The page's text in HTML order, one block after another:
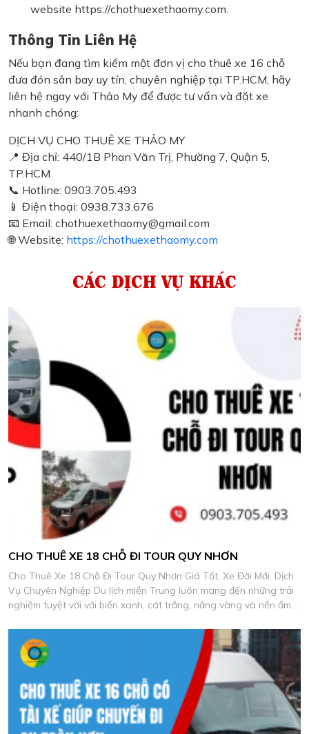
website https://chothuexethaomy.com.
Thông Tin Liên Hệ
Nếu bạn đang tìm kiếm một đơn vị cho thuê xe 16 chỗ
đưa đón sân bay uy tín, chuyên nghiệp tại TP.HCM, hãy
liên hệ ngay với Thảo My để được tư vấn và đặt xe
nhanh chóng:
DỊCH VỤ CHO THUÊ XE THẢO MY
📍 Địa chỉ: 440/1B Phan Văn Trị, Phường 7, Quận 5,
TP.HCM
📞 Hotline: 0903.705.493
📱 Điện thoại: 0938.733.676
📧 Email: chothuexethaomy@gmail.com
🌐 Website: https://chothuexethaomy.com
CÁC DỊCH VỤ KHÁC
CHO THUÊ XE 18 CHỖ ĐI TOUR QUY NHƠN
Cho Thuê Xe 18 Chỗ Đi Tour Quy Nhơn Giá Tốt, Xe Đời Mới, Dịch
Vụ Chuyên Nghiệp Du lịch miền Trung luôn mang đến những trải
nghiệm tuyệt vời với biển xanh, cát trắng, nắng vàng và nền ẩm